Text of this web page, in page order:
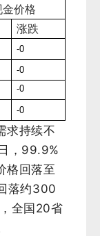
价格
涨跌
-0
-0
-0
-0
求持续不
，99.9%
格回落至
落约300
全国20省